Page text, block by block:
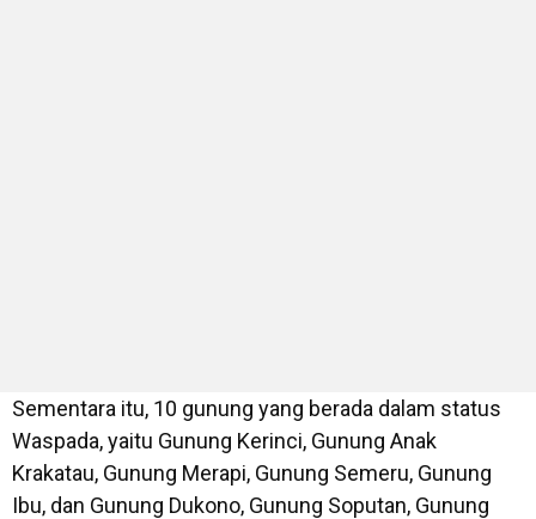
Sementara itu, 10 gunung yang berada dalam status
Waspada, yaitu Gunung Kerinci, Gunung Anak
Krakatau, Gunung Merapi, Gunung Semeru, Gunung
Ibu, dan Gunung Dukono, Gunung Soputan, Gunung